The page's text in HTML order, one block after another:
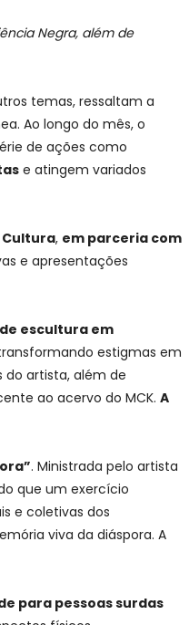
Negra, além de
temas, ressaltam a
Ao longo do mês, o
de ações como
e atingem variados
Cultura, em parceria com
e apresentações
escultura em
estigmas em
do artista, além de
ao acervo do MCK. A
. Ministrada pelo artista
que um exercício
e coletivas dos
viva da diáspora. A
para pessoas surdas